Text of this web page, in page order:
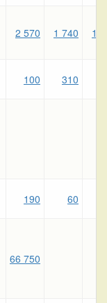
2 570 1 740 1
100 310
190 60
66 750